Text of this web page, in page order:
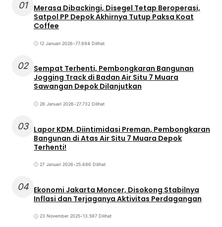
01
Merasa Dibackingi, Disegel Tetap Beroperasi,
Satpol PP Depok Akhirnya Tutup Paksa Koat
Coffee
12 Januari 2026•77.894 Dilihat
02 Sempat Terhenti, Pembongkaran Bangunan
Jogging Track di Badan Air Situ 7 Muara
Sawangan Depok Dilanjutkan
28 Januari 2026•27.732 Dilihat
03 Lapor KDM, Diintimidasi Preman, Pembongkaran
Bangunan di Atas Air Situ 7 Muara Depok
Terhenti!
27 Januari 2026•25.686 Dilihat
04 Ekonomi Jakarta Moncer, Disokong Stabilnya
Inflasi dan Terjaganya Aktivitas Perdagangan
23 November 2025•13.597 Dilihat